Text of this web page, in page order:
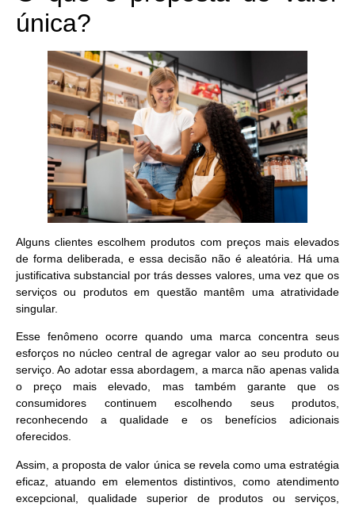
única?
Alguns clientes escolhem produtos com preços mais elevados
de forma deliberada, e essa decisão não é aleatória. Há uma
justificativa substancial por trás desses valores, uma vez que os
serviços ou produtos em questão mantêm uma atratividade
singular.
Esse fenômeno ocorre quando uma marca concentra seus
esforços no núcleo central de agregar valor ao seu produto ou
serviço . Ao adotar essa abordagem, a marca não apenas valida
o preço mais elevado, mas também garante que os
consumidores continuem escolhendo seus produtos,
reconhecendo a qualidade e os benefícios adicionais
oferecidos.
Assim, a proposta de valor única se revela como uma estratégia
eficaz, atuando em elementos distintivos, como atendimento
excepcional, qualidade superior de produtos ou serviços,